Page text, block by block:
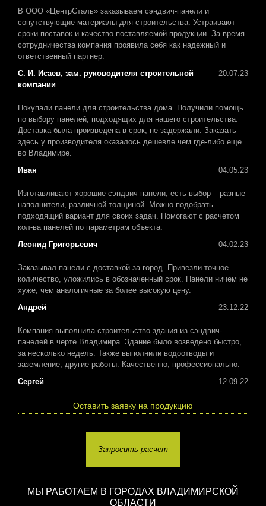
В ООО «ЦентрСталь» заказываем сэндвич-панели и
сопутствующие материалы для строительства. Устраивают
сроки поставок и качество поставляемой продукции. За время
сотрудничества компания проявила себя как надежный и
ответственный партнер.
С. И. Исаев, зам. руководителя строительной
компании
20.07.23
Покупали панели для строительства дома. Получили помощь
по выбору панелей, подходящих для нашего строительства.
Доставка была произведена в срок, не задержали. Заказать
здесь у производителя оказалось дешевле чем где-либо еще
во Владимире.
Иван
04.05.23
Изготавливают хорошие сэндвич панели, есть выбор – разные
наполнители, различной толщиной. Можно подобрать
подходящий вариант для своих задач. Помогают с расчетом
кол-ва панелей по параметрам объекта.
Леонид Григорьевич
04.02.23
Заказывал панели с доставкой за город. Привезли точное
количество, уложились в обозначенный срок. Панели ничем не
хуже, чем аналогичные за более высокую цену.
Андрей
23.12.22
Компания выполнила строительство здания из сэндвич-
панелей в черте Владимира. Здание было возведено быстро,
за несколько недель. Также выполнили водоотводы и
заземление, другие работы. Качественно, профессионально.
Сергей
12.09.22
Оставить заявку на продукцию
Запросить расчет
МЫ РАБОТАЕМ В ГОРОДАХ ВЛАДИМИРСКОЙ
ОБЛАСТИ